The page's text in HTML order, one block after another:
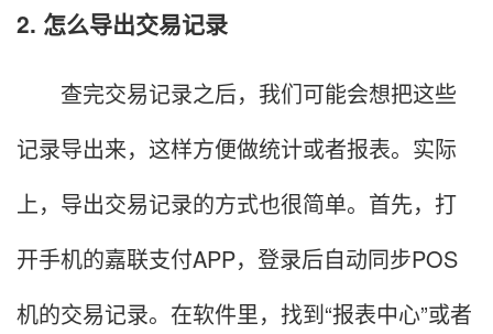
2. 怎么导出交易记录
查完交易记录之后，我们可能会想把这些
记录导出来，这样方便做统计或者报表。实际
上，导出交易记录的方式也很简单。首先，打
开手机的嘉联支付APP，登录后自动同步POS
机的交易记录。在软件里，找到“报表中心”或者